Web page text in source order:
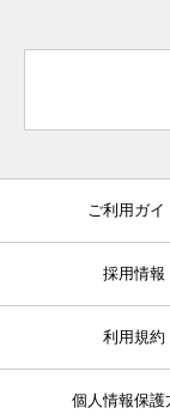
ご利用ガイ
採用情報
利用規約
個人情報保護